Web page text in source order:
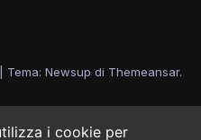
Tema: Newsup di Themeansar.
i cookie per